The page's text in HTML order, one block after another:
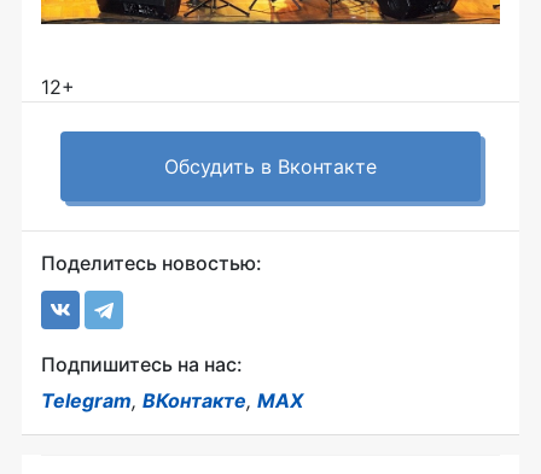
12+
Обсудить в Вконтакте
Поделитесь новостью:
Подпишитесь на нас:
Telegram, ВКонтакте, MAX